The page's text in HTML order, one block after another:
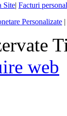
Site| Facturi
Personalizate |
web